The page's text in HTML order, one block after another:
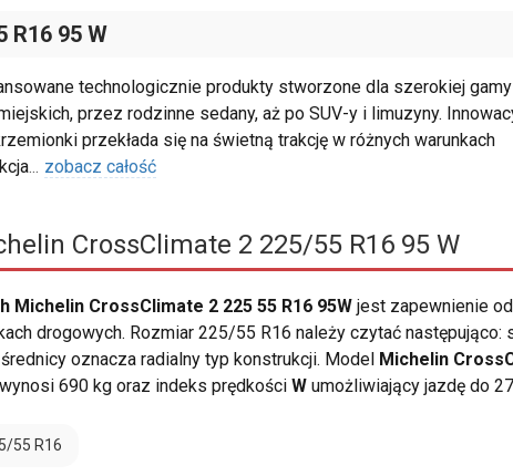
R16 95 W
technologicznie produkty stworzone dla szerokiej gamy
przez rodzinne sedany, aż po SUV-y i limuzyny.
przekłada się na świetną trakcję w różnych warunkach
... zobacz całość
CrossClimate 2 225/55 R16 95 W
Michelin CrossClimate 2 225 55 R16 95W jest zapewnienie
drogowych. Rozmiar 225/55 R16 należy czytać
oznacza radialny typ konstrukcji. Model Michelin
690 kg oraz indeks prędkości W umożliwiający jazdę do
55 R16